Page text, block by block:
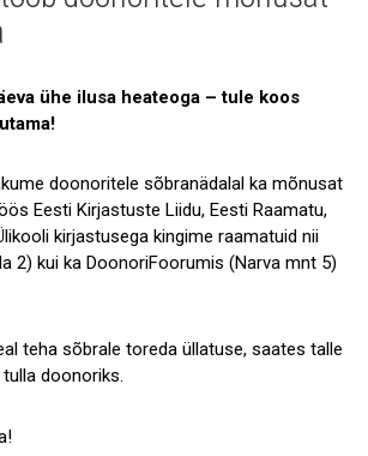
ühe ilusa heateoga – tule koos
doonoritele sõbranädalal ka mõnusat
Eesti Kirjastuste Liidu, Eesti Raamatu,
kirjastusega kingime raamatuid nii
2) kui ka DoonoriFoorumis (Narva mnt 5)
teha sõbrale toreda üllatuse, saates talle
doonoriks.